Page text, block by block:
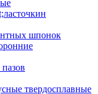
шпонок
твердосплавные